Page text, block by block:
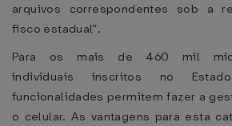
arquivos correspondentes sob a
fisco estadual”.
Para os mais de 460 mil
individuais inscritos no
funcionalidades permitem fazer a
o celular. As vantagens para esta